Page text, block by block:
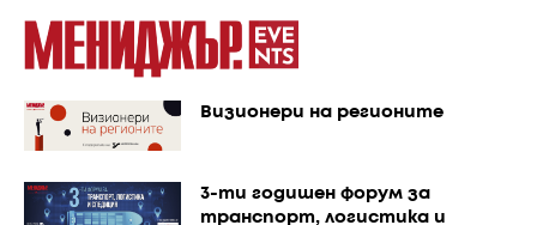
Визионери на регионите
3-ти годишен форум за
транспорт, логистика и